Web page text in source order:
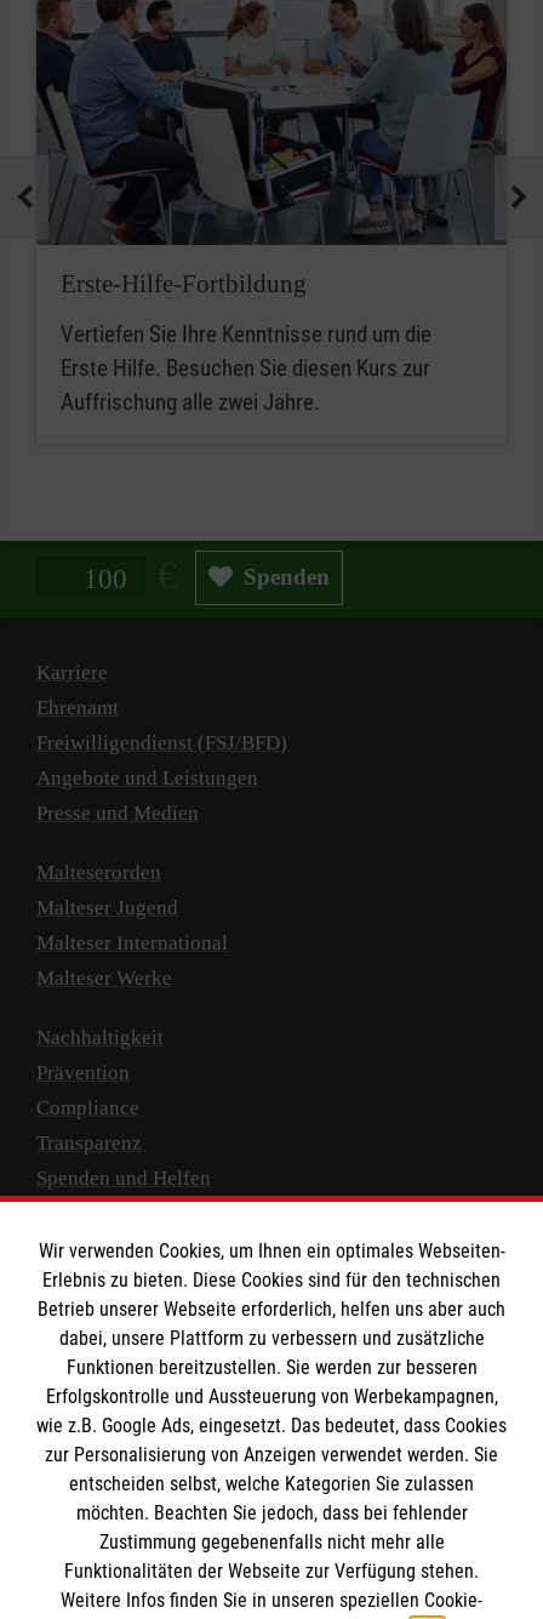
Erste-Hilfe-Fortbildung
Vertiefen Sie Ihre Kenntnisse rund um die
Erste Hilfe. Besuchen Sie diesen Kurs zur
Auffrischung alle zwei Jahre.
Spendenbetrag in Euro Spenden
Karriere
Ehrenamt
Freiwilligendienst (FSJ/BFD)
Angebote und Leistungen
Presse und Medien
Malteserorden
Malteser Jugend
Malteser International
Malteser Werke
Nachhaltigkeit
Prävention
Compliance
Transparenz
Spenden und Helfen
Empfänger: Malteser Hilfsdienst e.V.
IBAN: DE10 3706 0120 1201 2000 12
BIC: GENODED 1PA7
Wir verwenden Cookies, um Ihnen ein optimales Webseiten-
Erlebnis zu bieten. Diese Cookies sind für den technischen
Betrieb unserer Webseite erforderlich, helfen uns aber auch
dabei, unsere Plattform zu verbessern und zusätzliche
Funktionen bereitzustellen. Sie werden zur besseren
Erfolgskontrolle und Aussteuerung von Werbekampagnen,
wie z.B. Google Ads, eingesetzt. Das bedeutet, dass Cookies
zur Personalisierung von Anzeigen verwendet werden. Sie
entscheiden selbst, welche Kategorien Sie zulassen
möchten. Beachten Sie jedoch, dass bei fehlender
Zustimmung gegebenenfalls nicht mehr alle
Funktionalitäten der Webseite zur Verfügung stehen.
Weitere Infos finden Sie in unseren speziellen Cookie-